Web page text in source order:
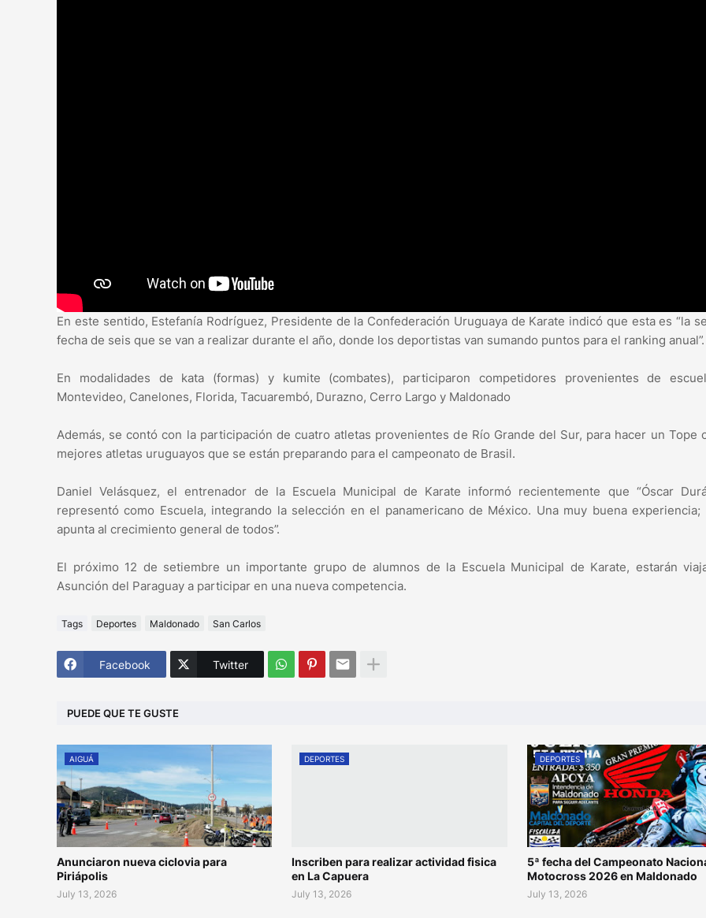
En este sentido, Estefanía Rodríguez, Presidente de la Confederación Uruguaya de Karate indicó que esta es “la
fecha de seis que se van a realizar durante el año, donde los deportistas van sumando puntos para el ranking
En modalidades de kata (formas) y kumite (combates), participaron competidores provenientes de
Montevideo, Canelones, Florida, Tacuarembó, Durazno, Cerro Largo y Maldonado
Además, se contó con la participación de cuatro atletas provenientes de Río Grande del Sur, para hacer un Tope
mejores atletas uruguayos que se están preparando para el campeonato de Brasil.
Daniel Velásquez, el entrenador de la Escuela Municipal de Karate informó recientemente que “Óscar
representó como Escuela, integrando la selección en el panamericano de México. Una muy buena
apunta al crecimiento general de todos”.
El próximo 12 de setiembre un importante grupo de alumnos de la Escuela Municipal de Karate, estarán
Asunción del Paraguay a participar en una nueva competencia.
Tags Deportes Maldonado San Carlos
Facebook Twitter
PUEDE QUE TE GUSTE
AIGUÁ
Anunciaron nueva ciclovia para
Piriápolis
July 13, 2026
DEPORTES
Inscriben para realizar actividad fisica
en La Capuera
July 13, 2026
DEPORTES
5ª fecha del Campeonato
Motocross 2026 en Maldonado
July 13, 2026